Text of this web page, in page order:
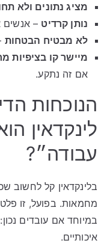
מציג נתונים ולא
נותן קרדיט – אנשים
לא מבטיח הבטחות
מיישר קו בציפיות
אם זה נתקע.
הנוכחות
לינקדאין
עבודה״?
בלינקדאין קל לחשוב
מחמאות. בפועל, זו
במיוחד אם עובדים
איכותיים.